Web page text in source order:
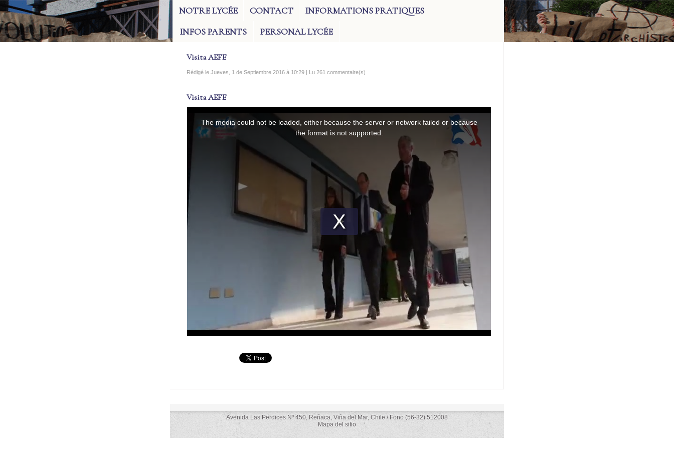
NOTRE LYCÉE CONTACT
INFORMATIONS PRATIQUES
INFOS PARENTS
PERSONAL LYCÉE
Visita AEFE
Rédigé le Jueves, 1 de Septiembre 2016 à 10:29 | Lu 261 commentaire(s)
Visita AEFE
Avenida Las Perdices Nº 450, Reñaca, Viña del Mar, Chile / Fono (56-32) 512008
Mapa del sitio